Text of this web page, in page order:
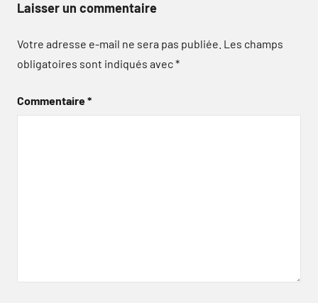
Laisser un commentaire
Votre adresse e-mail ne sera pas publiée. Les champs
obligatoires sont indiqués avec*
Commentaire*